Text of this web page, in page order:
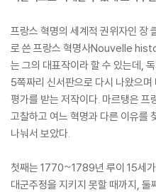
프랑스 혁명의 세계적 권위자인 장
로 쓴 프랑스 혁명사Nouvelle
는 그의 대표작이라 할 수 있는데,
5쪽짜리 신서판으로 다시 나왔으며
평가를 받는 저작이다. 마르탱은 프
고찰하고 여느 혁명과 다른 이유를
나눠서 보았다.
첫째는 1770~1789년 루이 15세
대군주정을 지키지 못할 때까지,